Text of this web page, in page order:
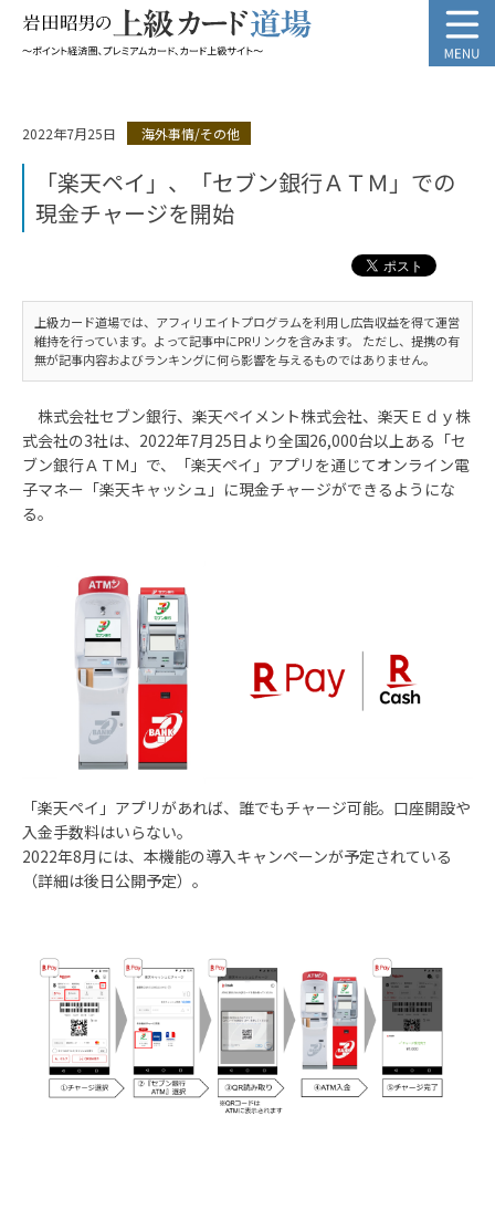
2022年7月25日 海外事情/その他
「楽天ペイ」、「セブン銀行ＡＴＭ」での
現金チャージを開始
上級カード道場では、アフィリエイトプログラムを利用し広告収益を得て運営
維持を行っています。よって記事中にPRリンクを含みます。 ただし、提携の有
無が記事内容およびランキングに何ら影響を与えるものではありません。
株式会社セブン銀行、楽天ペイメント株式会社、楽天Ｅｄｙ株
式会社の3社は、2022年7月25日より全国26,000台以上ある「セ
ブン銀行ＡＴＭ」で、「楽天ペイ」アプリを通じてオンライン電
子マネー「楽天キャッシュ」に現金チャージができるようにな
る。
「楽天ペイ」アプリがあれば、誰でもチャージ可能。口座開設や
入金手数料はいらない。
2022年8月には、本機能の導入キャンペーンが予定されている
（詳細は後日公開予定）。